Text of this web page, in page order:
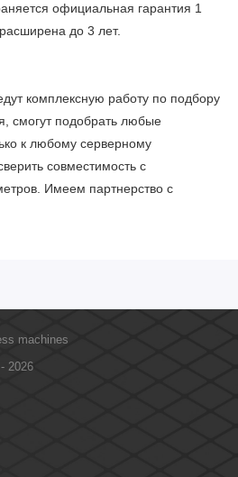
официальная гарантия 1
до 3 лет.
комплексную работу по подбору
смогут подобрать любые
к любому серверному
совместимость с
Имеем партнерство с
позволяет исключить ошибки даже
machines
2026